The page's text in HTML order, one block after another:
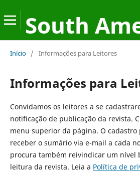
Início / Informações para Leitores
Informações para
Convidamos os leitores a se
notificação de publicação da revista.
menu superior da página. O
receber o sumário via e-mail a cada
procura também reivindicar um nível
leitura da revista. Leia a Política de